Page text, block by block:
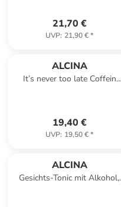
21,70 €
UVP: 21,90 €*
ALCINA
It’s never too late Coffein
19,40 €
UVP: 19,50 €*
ALCINA
Gesichts-Tonic mit Alkohol,